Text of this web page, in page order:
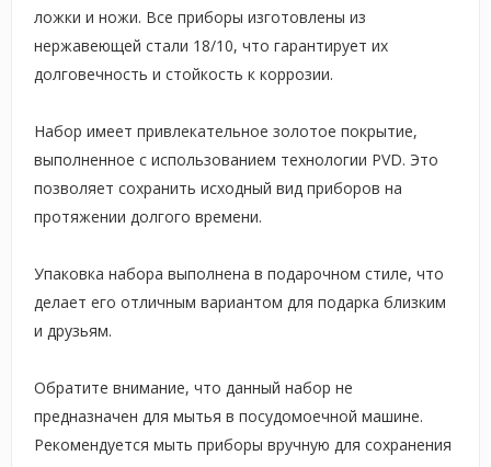
ложки и ножи. Все приборы изготовлены из
нержавеющей стали 18/10, что гарантирует их
долговечность и стойкость к коррозии.
Набор имеет привлекательное золотое покрытие,
выполненное с использованием технологии PVD. Это
позволяет сохранить исходный вид приборов на
протяжении долгого времени.
Упаковка набора выполнена в подарочном стиле, что
делает его отличным вариантом для подарка близким
и друзьям.
Обратите внимание, что данный набор не
предназначен для мытья в посудомоечной машине.
Рекомендуется мыть приборы вручную для сохранения